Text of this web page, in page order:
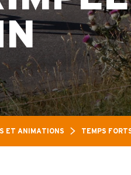
ET ANIMATIONS TEMPS